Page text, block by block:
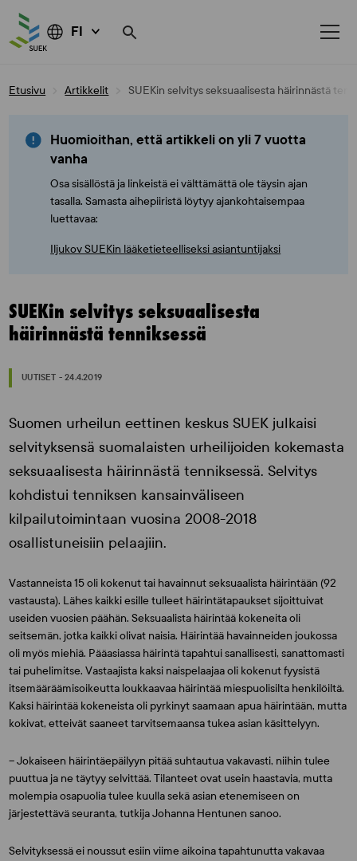
FI
Etusivu Artikkelit SUEKin selvitys seksuaalisesta häirinnästä
Huomioithan, että artikkeli on yli 7 vuotta
vanha
Osa sisällöstä ja linkeistä ei välttämättä ole täysin ajan
tasalla. Samasta aihepiiristä löytyy ajankohtaisempaa
luettavaa:
Iljukov SUEKin lääketieteelliseksi asiantuntijaksi
SUEKin selvitys seksuaalisesta
häirinnästä tenniksessä
UUTISET - 24.4.2019
Suomen urheilun eettinen keskus SUEK julkaisi
selvityksensä suomalaisten urheilijoiden kokemasta
seksuaalisesta häirinnästä tenniksessä. Selvitys
kohdistui tenniksen kansainväliseen
kilpailutoimintaan vuosina 2008-2018
osallistuneisiin pelaajiin.
Vastanneista 15 oli kokenut tai havainnut seksuaalista häirintään (92
vastausta). Lähes kaikki esille tulleet häirintätapaukset sijoittuivat
useiden vuosien päähän. Seksuaalista häirintää kokeneita oli
seitsemän, jotka kaikki olivat naisia. Häirintää havainneiden joukossa
oli myös miehiä. Pääasiassa häirintä tapahtui sanallisesti, sanattomasti
tai puhelimitse. Vastaajista kaksi naispelaajaa oli kokenut fyysistä
itsemääräämisoikeutta loukkaavaa häirintää miespuolisilta henkilöiltä.
Kaksi häirintää kokeneista oli pyrkinyt saamaan apua häirintään, mutta
kokivat, etteivät saaneet tarvitsemaansa tukea asian käsittelyyn.
– Jokaiseen häirintäepäilyyn pitää suhtautua vakavasti, niihin tulee
puuttua ja ne täytyy selvittää. Tilanteet ovat usein haastavia, mutta
molempia osapuolia tulee kuulla sekä asian etenemiseen on
järjestettävä seuranta, tutkijaJohanna Hentunensanoo.
Selvityksessä ei noussut esiin viime aikoina tapahtunutta vakavaa